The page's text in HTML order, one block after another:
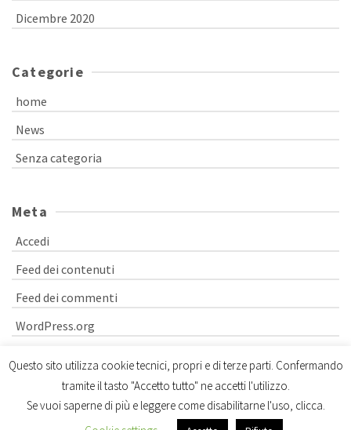
Dicembre 2020
Categorie
home
News
Senza categoria
Meta
Accedi
Feed dei contenuti
Feed dei commenti
WordPress.org
Cookie policy
Questo sito utilizza cookie tecnici, propri e di terze parti. Confermando
tramite il tasto "Accetto tutto" ne accetti l'utilizzo.
Se vuoi saperne di più e leggere come disabilitarne l'uso, clicca.